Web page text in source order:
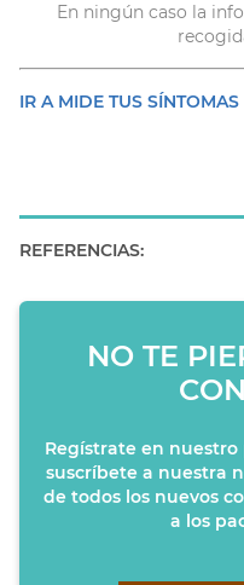
En ningún caso la
IR A MIDE TUS SÍNTOMAS
REFERENCIAS:
NO TE
Regístrate en nuestro
suscríbete a nuestra
de todos los nuevos
a los